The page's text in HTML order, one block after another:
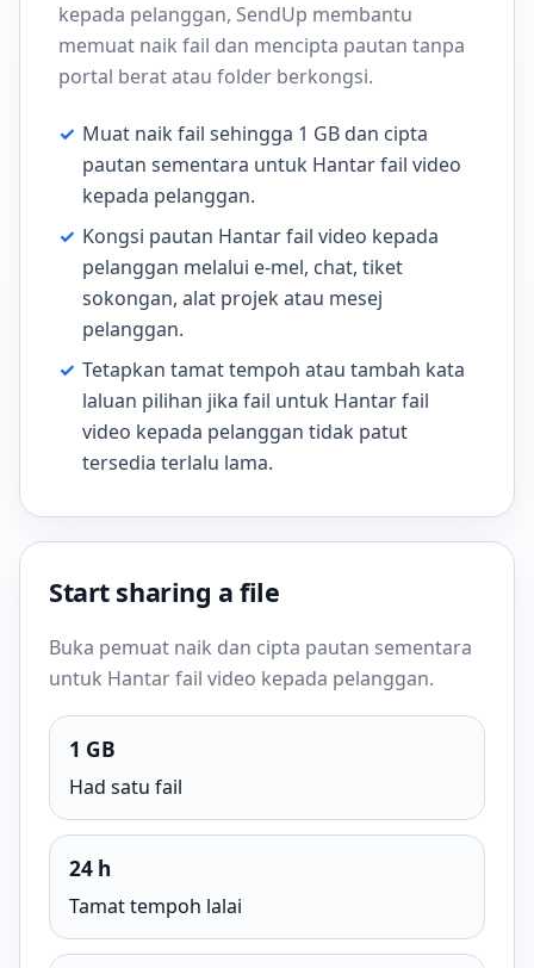
kepada pelanggan, SendUp membantu
memuat naik fail dan mencipta pautan tanpa
portal berat atau folder berkongsi.
✓ Muat naik fail sehingga 1 GB dan cipta
pautan sementara untuk Hantar fail video
kepada pelanggan.
✓ Kongsi pautan Hantar fail video kepada
pelanggan melalui e-mel, chat, tiket
sokongan, alat projek atau mesej
pelanggan.
✓ Tetapkan tamat tempoh atau tambah kata
laluan pilihan jika fail untuk Hantar fail
video kepada pelanggan tidak patut
tersedia terlalu lama.
Start sharing a file
Buka pemuat naik dan cipta pautan sementara
untuk Hantar fail video kepada pelanggan.
1 GB
Had satu fail
24 h
Tamat tempoh lalai